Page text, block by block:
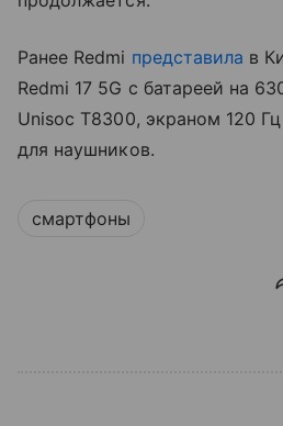
Ранее Redmi представила в
Redmi 17 5G с батареей на
Unisoc T8300, экраном 120
для наушников.
смартфоны